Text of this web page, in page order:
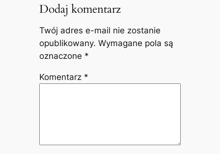
Dodaj komentarz
Twój adres e-mail nie zostanie
opublikowany. Wymagane pola są
oznaczone *
Komentarz *